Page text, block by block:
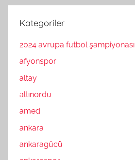
Kategoriler
2024 avrupa futbol şampiyonası
afyonspor
altay
altınordu
amed
ankara
ankaragücü